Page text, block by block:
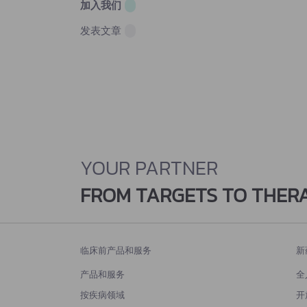
加入我们
发表文章
YOUR PARTNER
FROM TARGETS TO
临床前产品和服务
产品和服务
按疾病领域
全
开